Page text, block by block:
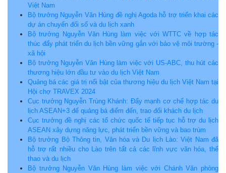
Việt Nam
Bộ trưởng Nguyễn Văn Hùng đề nghị Agoda hỗ trợ triển khai các
dự án chuyển đổi số và du lịch xanh
Bộ trưởng Nguyễn Văn Hùng làm việc với WTTC về hợp tác
thúc đẩy phát triển du lịch bền vững gắn với bảo vệ môi trường -
xã hội
Bộ trưởng Nguyễn Văn Hùng làm việc với US-ABC, thu hút các
thương hiệu lớn đầu tư vào du lịch Việt Nam
Quảng bá các giá trị nổi bật của thương hiệu du lịch Việt Nam tại
Hội chợ TRAVEX 2024
Cục trưởng Nguyễn Trùng Khánh: Đẩy mạnh cơ chế hợp tác du
lịch ASEAN+3 để quảng bá điểm đến, trao đổi khách du lịch
Cục trưởng đề nghị các tổ chức quốc tế tiếp tục hỗ trợ du lịch
ASEAN xây dựng năng lực, phát triển bền vững và bao trùm
Bộ trưởng Bộ Thông tin, Văn hóa và Du lịch Lào: Việt Nam đã
hỗ trợ rất nhiều cho Lào trên tất cả các lĩnh vực văn hóa, thể
thao và du lịch
Bộ trưởng Nguyễn Văn Hùng làm việc với Chánh Văn phòng